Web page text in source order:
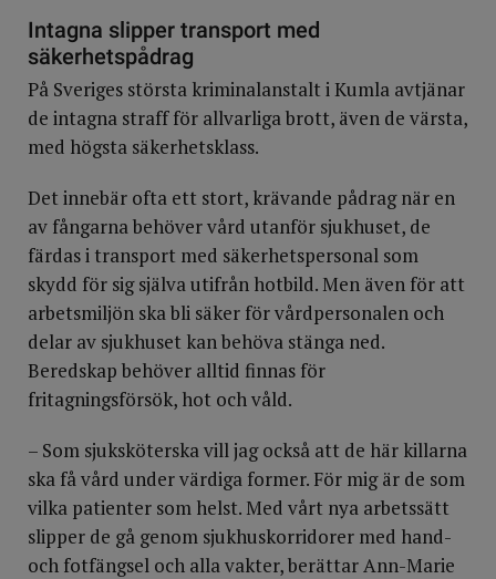
Intagna slipper transport med
säkerhetspådrag
På Sveriges största kriminalanstalt i Kumla avtjänar
de intagna straff för allvarliga brott, även de värsta,
med högsta säkerhetsklass.
Det innebär ofta ett stort, krävande pådrag när en
av fångarna behöver vård utanför sjukhuset, de
färdas i transport med säkerhetspersonal som
skydd för sig själva utifrån hotbild. Men även för att
arbetsmiljön ska bli säker för vårdpersonalen och
delar av sjukhuset kan behöva stänga ned.
Beredskap behöver alltid finnas för
fritagningsförsök, hot och våld.
– Som sjuksköterska vill jag också att de här killarna
ska få vård under värdiga former. För mig är de som
vilka patienter som helst. Med vårt nya arbetssätt
slipper de gå genom sjukhuskorridorer med hand-
och fotfängsel och alla vakter, berättar Ann-Marie